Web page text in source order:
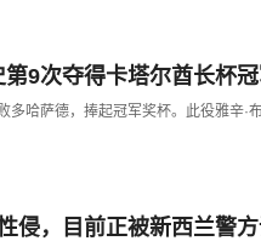
9次夺得卡塔尔酋长杯
哈萨德，捧起冠军奖杯。此役雅辛·
侵，目前正被新西兰警